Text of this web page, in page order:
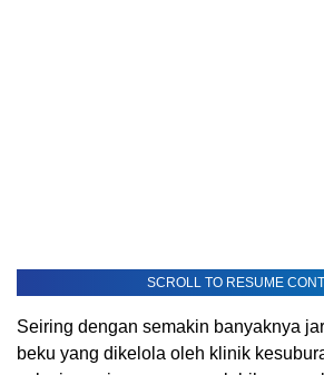
SCROLL TO RESUME
Seiring dengan semakin banyaknya
beku yang dikelola oleh klinik